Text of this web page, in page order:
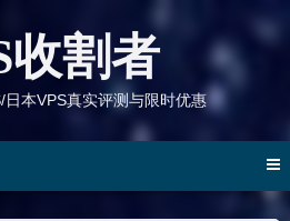
收割者
日本VPS真实评测与限时优惠